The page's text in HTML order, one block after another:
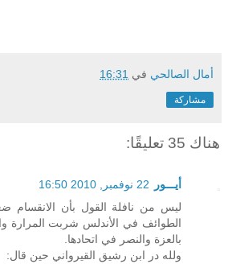
أمال الصالحي في 16:31
مشاركة
هناك 35 تعليقًا:
أيـــور
22 نوفمبر, 2010 16:50
ليس من نافلة القول بأن الانقسام
الطوائف في الأندلس شربت المرارة
بالعزة والنصر في اتحادها.
ولله در ابن رشيق القيرواني حين قال: